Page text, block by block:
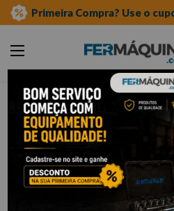
Primeira Compra? Use o
ferramentas
linha chevrolet-gm
câmbio